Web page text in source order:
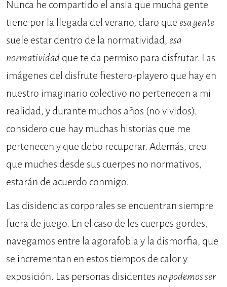
Nunca he compartido el ansia que mucha gente
tiene por la llegada del verano, claro que esa gente
suele estar dentro de la normatividad, esa
normatividad que te da permiso para disfrutar. Las
imágenes del disfrute fiestero-playero que hay en
nuestro imaginario colectivo no pertenecen a mi
realidad, y durante muchos años (no vividos),
considero que hay muchas historias que me
pertenecen y que debo recuperar. Además, creo
que muches desde sus cuerpes no normativos,
estarán de acuerdo conmigo.
Las disidencias corporales se encuentran siempre
fuera de juego. En el caso de les cuerpes gordes,
navegamos entre la agorafobia y la dismorfia, que
se incrementan en estos tiempos de calor y
exposición. Las personas disidentes no podemos ser